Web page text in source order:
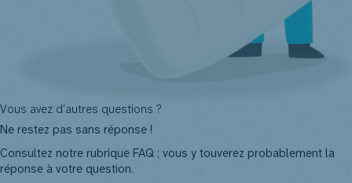
Vous avez d'autres questions ?
Ne restez pas sans réponse !
Consultez notre rubrique FAQ ; vous y touverez probablement la
réponse à votre question.